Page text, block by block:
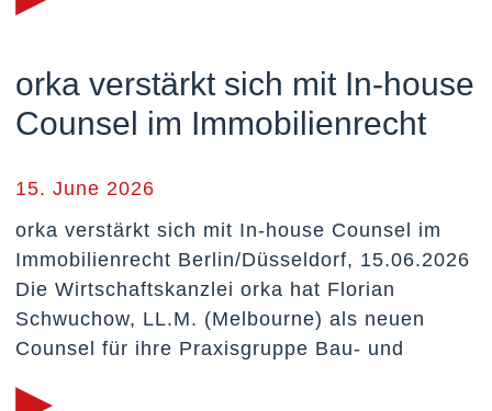
orka verstärkt sich mit In-house
Counsel im Immobilienrecht
15. June 2026
orka verstärkt sich mit In-house Counsel im
Immobilienrecht Berlin/Düsseldorf, 15.06.2026
Die Wirtschaftskanzlei orka hat Florian
Schwuchow, LL.M. (Melbourne) als neuen
Counsel für ihre Praxisgruppe Bau- und